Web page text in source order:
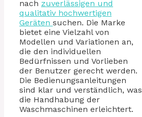
nach zuverlässigen und
qualitativ hochwertigen
Geräten suchen. Die Marke
bietet eine Vielzahl von
Modellen und Variationen an,
die den individuellen
Bedürfnissen und Vorlieben
der Benutzer gerecht werden.
Die Bedienungsanleitungen
sind klar und verständlich, was
die Handhabung der
Waschmaschinen erleichtert.